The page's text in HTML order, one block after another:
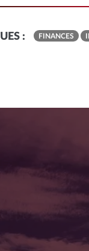
: FINANCES